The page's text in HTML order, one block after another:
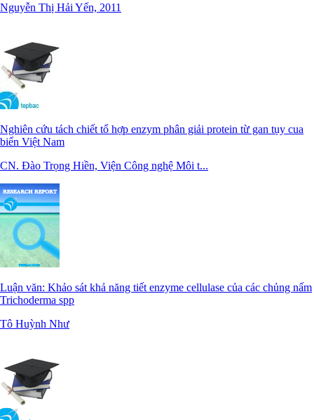
Nguyễn Thị Hải Yến, 2011
Nghiên cứu tách chiết tổ hợp enzym phân giải protein từ gan tụy cua
biển Việt Nam
CN. Đào Trọng Hiền, Viện Công nghệ Môi t...
Luận văn: Khảo sát khả năng tiết enzyme cellulase của các chủng nấm
Trichoderma spp
Tô Huỳnh Như